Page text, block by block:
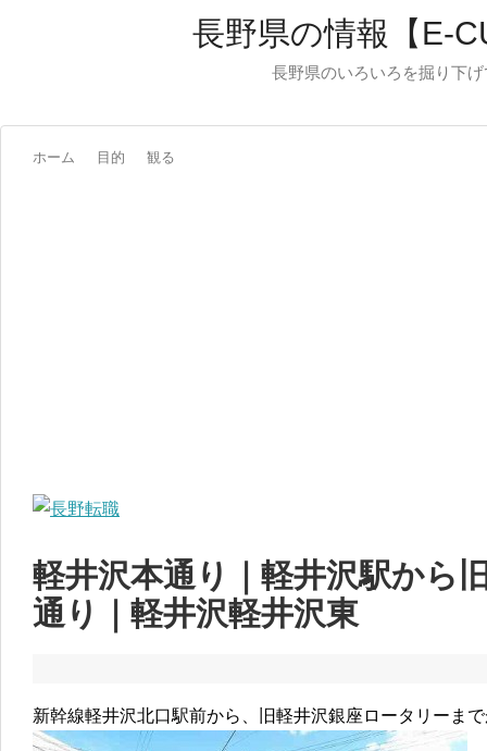
長野県の情報【E-
長野県のいろいろを掘り下
ホーム 目的 観る
軽井沢本通り｜軽井沢駅から
通り｜軽井沢軽井沢東
新幹線軽井沢北口駅前から、旧軽井沢銀座ロータリーま